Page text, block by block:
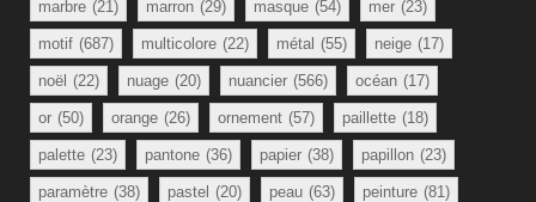
marbre (21) marron (29) masque (54) mer (23)
motif (687) multicolore (22) métal (55) neige (17)
noël (22) nuage (20) nuancier (566) océan (17)
or (50) orange (26) ornement (57) paillette (18)
palette (23) pantone (36) papier (38) papillon (23)
paramètre (38) pastel (20) peau (63) peinture (81)